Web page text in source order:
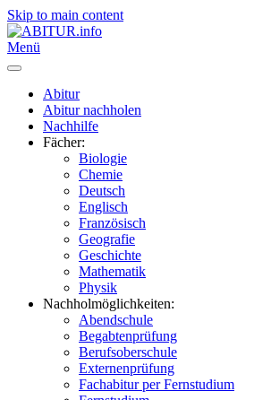
Skip to main content
Menü
Abitur
Abitur nachholen
Nachhilfe
Fächer:
Biologie
Chemie
Deutsch
Englisch
Französisch
Geografie
Geschichte
Mathematik
Physik
Nachholmöglichkeiten:
Abendschule
Begabtenprüfung
Berufsoberschule
Externenprüfung
Fachabitur per Fernstudium